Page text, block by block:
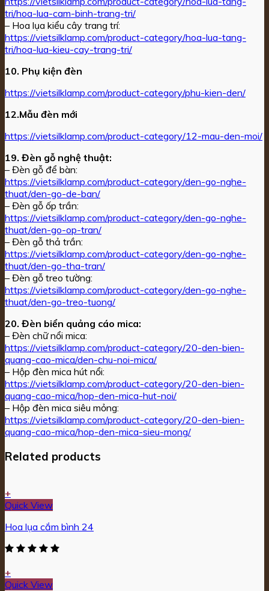
tri/hoa-lua-cam-binh-trang-tri/
– Hoa lụa kiểu cây trang trí:
https://vietsilklamp.com/product-category/hoa-lua-tang-
tri/hoa-lua-kieu-cay-trang-tri/
10. Phụ kiện đèn
https://vietsilklamp.com/product-category/phu-kien-den/
12.Mẫu đèn mới
https://vietsilklamp.com/product-category/12-mau-den-moi/
19. Đèn gỗ nghệ thuật:
– Đèn gỗ để bàn:
https://vietsilklamp.com/product-category/den-go-nghe-
thuat/den-go-de-ban/
– Đèn gỗ ốp trần:
https://vietsilklamp.com/product-category/den-go-nghe-
thuat/den-go-op-tran/
– Đèn gỗ thả trần:
https://vietsilklamp.com/product-category/den-go-nghe-
thuat/den-go-tha-tran/
– Đèn gỗ treo tường:
https://vietsilklamp.com/product-category/den-go-nghe-
thuat/den-go-treo-tuong/
20. Đèn biển quảng cáo mica:
– Đèn chữ nổi mica:
https://vietsilklamp.com/product-category/20-den-bien-
quang-cao-mica/den-chu-noi-mica/
– Hộp đèn mica hút nổi:
https://vietsilklamp.com/product-category/20-den-bien-
quang-cao-mica/hop-den-mica-hut-noi/
– Hộp đèn mica siêu mỏng:
https://vietsilklamp.com/product-category/20-den-bien-
quang-cao-mica/hop-den-mica-sieu-mong/
Related products
+
Quick View
Hoa lụa cắm bình 24
+
Quick View